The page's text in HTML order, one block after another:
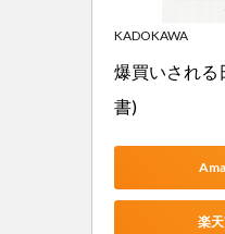
KADOKAWA
爆買いされる
書)
楽